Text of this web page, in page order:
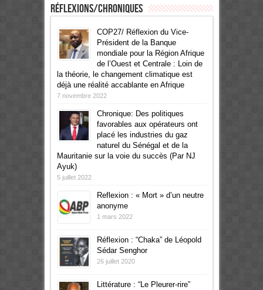
Réflexions/Chroniques
COP27/ Réflexion du Vice-
Président de la Banque
mondiale pour la Région Afrique
de l’Ouest et Centrale : Loin de
la théorie, le changement climatique est
déjà une réalité accablante en Afrique
7 novembre 2022
Chronique: Des politiques
favorables aux opérateurs ont
placé les industries du gaz
naturel du Sénégal et de la
Mauritanie sur la voie du succès (Par NJ
Ayuk)
5 juillet 2022
Reflexion : « Mort » d’un neutre
anonyme
1 mars 2022
Réflexion : “Chaka” de Léopold
Sédar Senghor
26 juillet 2020
Littérature : “Le Pleurer-rire”